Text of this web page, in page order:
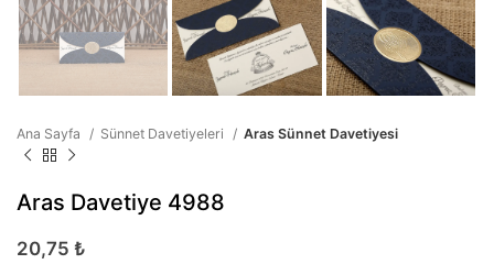
Ana Sayfa Sünnet Davetiyeleri Aras Sünnet Davetiyesi
Aras Davetiye 4988
20,75 ₺